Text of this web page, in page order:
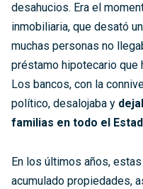
desahucios. Era el
inmobiliaria, que desató
muchas personas no
préstamo hipotecario que
Los bancos, con la
político, desalojaba y
familias en todo el
En los últimos años,
acumulado propiedades,